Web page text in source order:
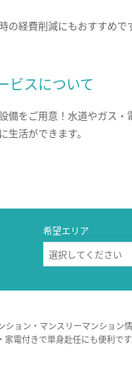
の経費削減にもおすすめで
ビスについて
備をご用意！水道やガス・
生活ができます。
希望エリア
ョン・マンスリーマンショ
電付きで単身赴任にも便利です